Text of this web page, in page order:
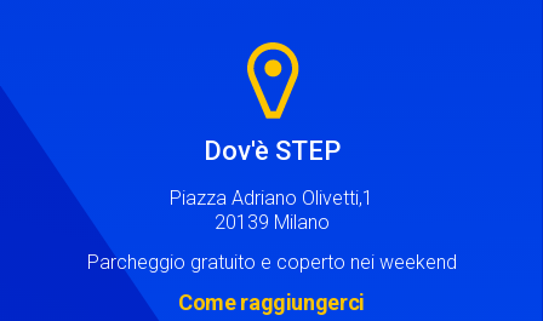
Dov'è STEP
Piazza Adriano Olivetti,1
20139 Milano
Parcheggio gratuito e coperto nei weekend
Come raggiungerci